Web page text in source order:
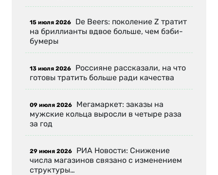
15 июля 2026 De Beers: поколение Z тратит
на бриллианты вдвое больше, чем бэби-
бумеры
13 июля 2026 Россияне рассказали, на что
готовы тратить больше ради качества
09 июля 2026 Мегамаркет: заказы на
мужские кольца выросли в четыре раза
за год
29 июня 2026 РИА Новости: Снижение
числа магазинов связано с изменением
структуры…